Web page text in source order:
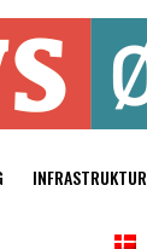
INFRASTRUKTUR